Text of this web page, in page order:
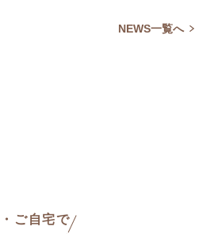
NEWS一覧へ
ご自宅で